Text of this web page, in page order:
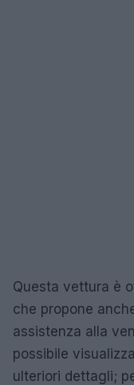
Questa vettura è
che propone
assistenza alla
possibile
ulteriori dettagli;